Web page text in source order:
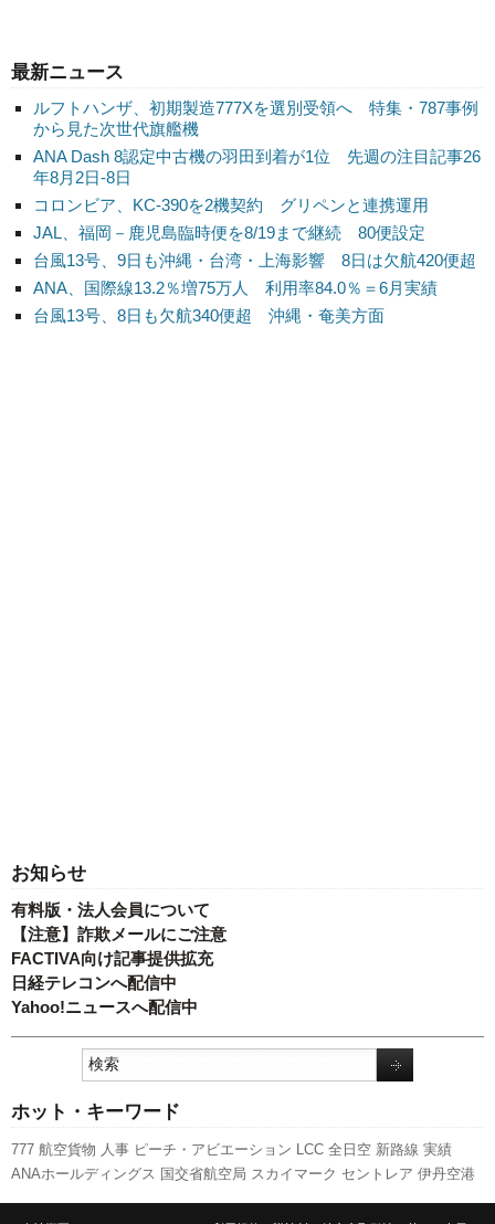
最新ニュース
ルフトハンザ、初期製造777Xを選別受領へ 特集・787事例
から見た次世代旗艦機
ANA Dash 8認定中古機の羽田到着が1位 先週の注目記事26
年8月2日-8日
コロンビア、KC-390を2機契約 グリペンと連携運用
JAL、福岡－鹿児島臨時便を8/19まで継続 80便設定
台風13号、9日も沖縄・台湾・上海影響 8日は欠航420便超
ANA、国際線13.2％増75万人 利用率84.0％＝6月実績
台風13号、8日も欠航340便超 沖縄・奄美方面
お知らせ
有料版・法人会員について
【注意】詐欺メールにご注意
FACTIVA向け記事提供拡充
日経テレコンへ配信中
Yahoo!ニュースへ配信中
ホット・キーワード
777 航空貨物 人事 ピーチ・アビエーション LCC 全日空 新路線 実績
ANAホールディングス 国交省航空局 スカイマーク セントレア 伊丹空港